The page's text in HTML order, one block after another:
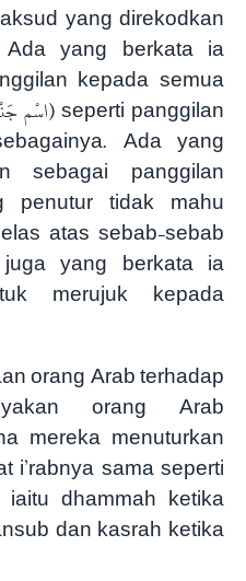
yang direkodkan
kepada semua
sebagai panggilan
penutur tidak mahu
atas sebab-sebab
yang berkata ia
merujuk kepada
orang Arab terhadap
mereka menuturkan
dhammah ketika
dan kasrah ketika